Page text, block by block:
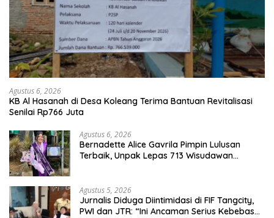
Agustus 6, 2026
KB Al Hasanah di Desa Koleang Terima Bantuan Revitalisasi
Senilai Rp766 Juta
Agustus 6, 2026
Bernadette Alice Gavrila Pimpin Lulusan
Terbaik, Unpak Lepas 713 Wisudawan
Agustus 5, 2026
Jurnalis Diduga Diintimidasi di FIF Tangcity,
PWI dan JTR: “Ini Ancaman Serius Kebebasan